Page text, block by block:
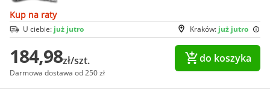
Kup na raty
Kraków: już jutro
U ciebie: już jutro
184,98zł/szt.
Darmowa dostawa od 250 zł
do koszyka